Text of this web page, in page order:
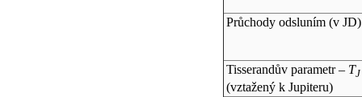
Průchody odsluním (v JD)
Tisserandův parametr – TJ
(vztažený k Jupiteru)